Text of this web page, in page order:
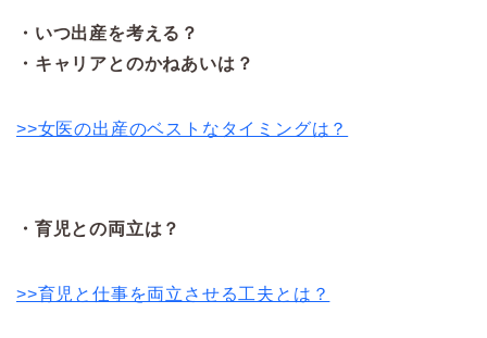
・いつ出産を考える？
・キャリアとのかねあいは？
>>女医の出産のベストなタイミングは？
・育児との両立は？
>>育児と仕事を両立させる工夫とは？